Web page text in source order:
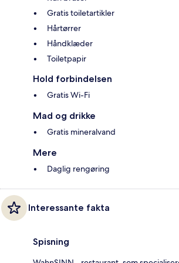
Gratis toiletartikler
Hårtørrer
Håndklæder
Toiletpapir
Hold forbindelsen
Gratis Wi-Fi
Mad og drikke
Gratis mineralvand
Mere
Daglig rengøring
Interessante fakta
Spisning